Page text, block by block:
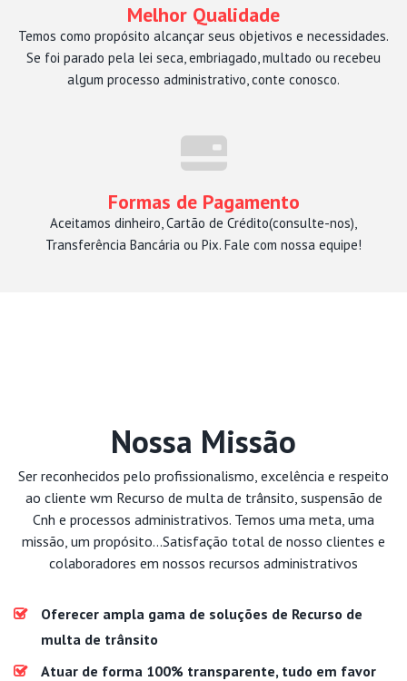
Melhor Qualidade
Temos como propósito alcançar seus objetivos e necessidades.
Se foi parado pela lei seca, embriagado, multado ou recebeu
algum processo administrativo, conte conosco.
Formas de Pagamento
Aceitamos dinheiro, Cartão de Crédito(consulte-nos),
Transferência Bancária ou Pix. Fale com nossa equipe!
Nossa Missão
Ser reconhecidos pelo profissionalismo, excelência e respeito
ao cliente wm Recurso de multa de trânsito, suspensão de
Cnh e processos administrativos. Temos uma meta, uma
missão, um propósito...Satisfação total de nosso clientes e
colaboradores em nossos recursos administrativos
Oferecer ampla gama de soluções de Recurso de
multa de trânsito
Atuar de forma 100% transparente, tudo em favor